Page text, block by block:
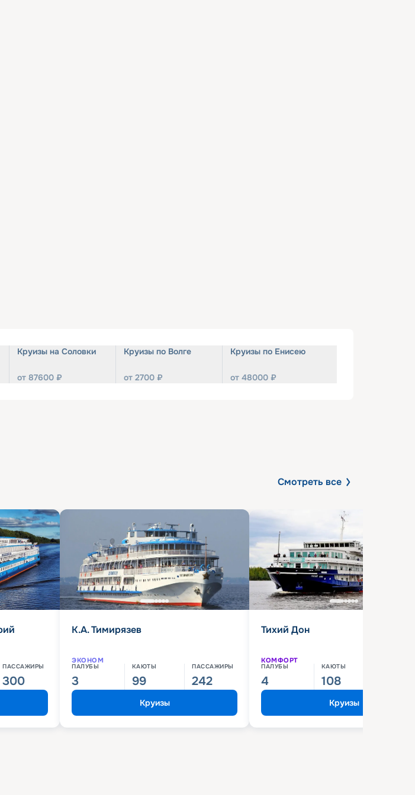
Круизы на Соловки
от 87600 ₽
Круизы по Волге
от 2700 ₽
Круизы по Енисею
от 48000 ₽
Смотреть все
ПАССАЖИРЫ
300
К.А. Тимирязев
ЭКОНОМ
ПАЛУБЫ
3
КАЮТЫ
99
ПАССАЖИРЫ
242
Круизы
Тихий Дон
КОМФОРТ
ПАЛУБЫ
4
КАЮТЫ
108
Круизы